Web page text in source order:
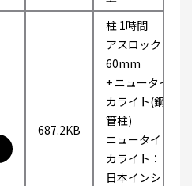
687.2KB
柱 1時間
アスロック
60mm
+ ニュータイ
カライト(鋼
管柱)
ニュータイ
カライト：
日本インシ